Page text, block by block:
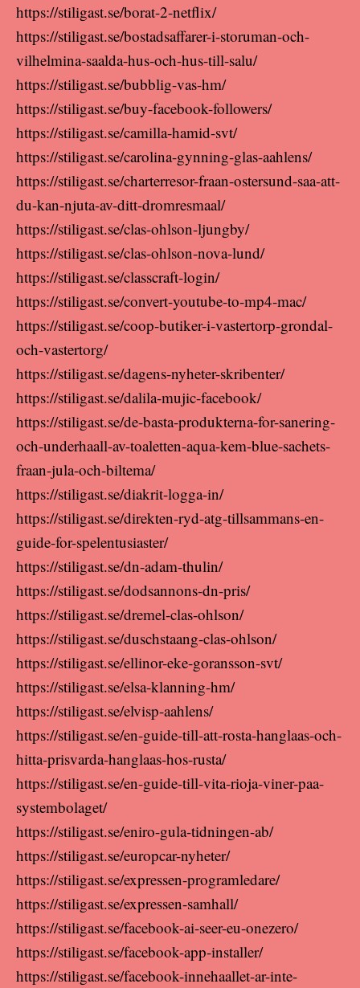
https://stiligast.se/borat-2-netflix/
https://stiligast.se/bostadsaffarer-i-storuman-och-
vilhelmina-saalda-hus-och-hus-till-salu/
https://stiligast.se/bubblig-vas-hm/
https://stiligast.se/buy-facebook-followers/
https://stiligast.se/camilla-hamid-svt/
https://stiligast.se/carolina-gynning-glas-aahlens/
https://stiligast.se/charterresor-fraan-ostersund-saa-att-
du-kan-njuta-av-ditt-dromresmaal/
https://stiligast.se/clas-ohlson-ljungby/
https://stiligast.se/clas-ohlson-nova-lund/
https://stiligast.se/classcraft-login/
https://stiligast.se/convert-youtube-to-mp4-mac/
https://stiligast.se/coop-butiker-i-vastertorp-grondal-
och-vastertorg/
https://stiligast.se/dagens-nyheter-skribenter/
https://stiligast.se/dalila-mujic-facebook/
https://stiligast.se/de-basta-produkterna-for-sanering-
och-underhaall-av-toaletten-aqua-kem-blue-sachets-
fraan-jula-och-biltema/
https://stiligast.se/diakrit-logga-in/
https://stiligast.se/direkten-ryd-atg-tillsammans-en-
guide-for-spelentusiaster/
https://stiligast.se/dn-adam-thulin/
https://stiligast.se/dodsannons-dn-pris/
https://stiligast.se/dremel-clas-ohlson/
https://stiligast.se/duschstaang-clas-ohlson/
https://stiligast.se/ellinor-eke-goransson-svt/
https://stiligast.se/elsa-klanning-hm/
https://stiligast.se/elvisp-aahlens/
https://stiligast.se/en-guide-till-att-rosta-hanglaas-och-
hitta-prisvarda-hanglaas-hos-rusta/
https://stiligast.se/en-guide-till-vita-rioja-viner-paa-
systembolaget/
https://stiligast.se/eniro-gula-tidningen-ab/
https://stiligast.se/europcar-nyheter/
https://stiligast.se/expressen-programledare/
https://stiligast.se/expressen-samhall/
https://stiligast.se/facebook-ai-seer-eu-onezero/
https://stiligast.se/facebook-app-installer/
https://stiligast.se/facebook-innehaallet-ar-inte-